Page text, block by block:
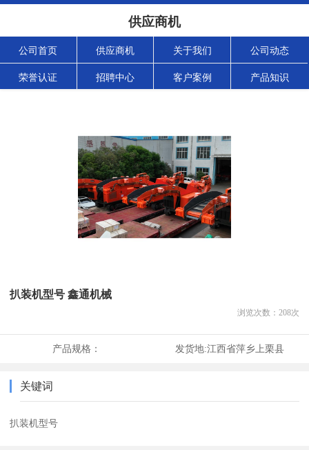
供应商机
公司首页 供应商机 关于我们 公司动态
荣誉认证 招聘中心 客户案例 产品知识
扒装机型号 鑫通机械
浏览次数： 208次
产品规格： 发货地:江西省萍乡上栗县
关键词
扒装机型号